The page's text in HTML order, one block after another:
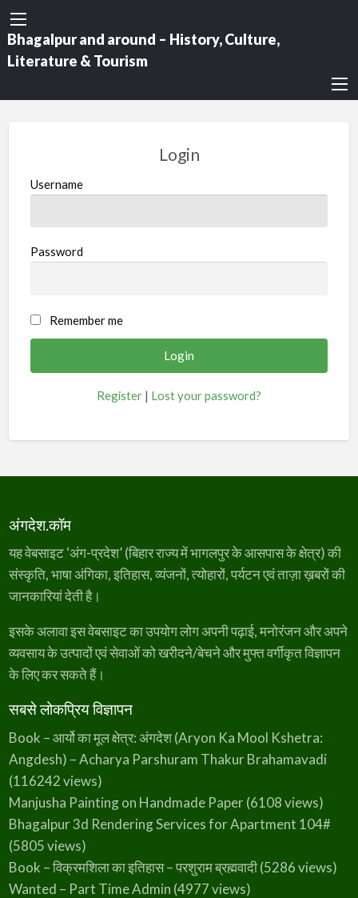
Bhagalpur and around – History, Culture,
Literature & Tourism
Login
Username
Password
Remember me
Register | Lost your password?
अंगदेश.कॉम
यह वेबसाइट ‘अंग-प्रदेश’ (बिहार राज्य में भागलपुर के आसपास के क्षेत्र) की
संस्कृति, भाषा अंगिका, इतिहास, व्यंजनों, त्योहारों, पर्यटन एवं ताज़ा ख़बरों की
जानकारियां देती है।
इसके अलावा इस वेबसाइट का उपयोग लोग अपनी पढ़ाई, मनोरंजन और अपने
व्यवसाय के उत्पादों एवं सेवाओं को खरीदने/बेचने और मुफ्त वर्गीकृत विज्ञापन
के लिए कर सकते हैं।
सबसे लोकप्रिय विज्ञापन
Book – आर्यो का मूल क्षेत्र: अंगदेश (Aryon Ka Mool Kshetra:
Angdesh) – Acharya Parshuram Thakur Brahamavadi
(116242 views)
Manjusha Painting on Handmade Paper(6108 views)
Bhagalpur 3d Rendering Services for Apartment 104#
(5805 views)
Book – विक्रमशिला का इतिहास – परशुराम ब्रह्मवादी(5286 views)
Wanted – Part Time Admin (4977 views)